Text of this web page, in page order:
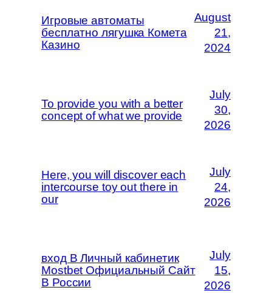
Игровые автоматы
бесплатно лягушка Комета
Казино
August
21,
2024
To provide you with a better
concept of what we provide
July
30,
2026
Here, you will discover each
intercourse toy out there in
our
July
24,
2026
вход В Личный кабинетик
Mostbet Официальный Сайт
В России
July
15,
2026